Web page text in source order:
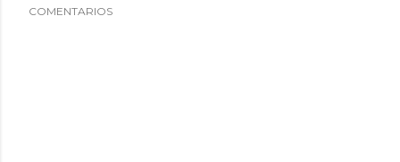
COMENTARIOS